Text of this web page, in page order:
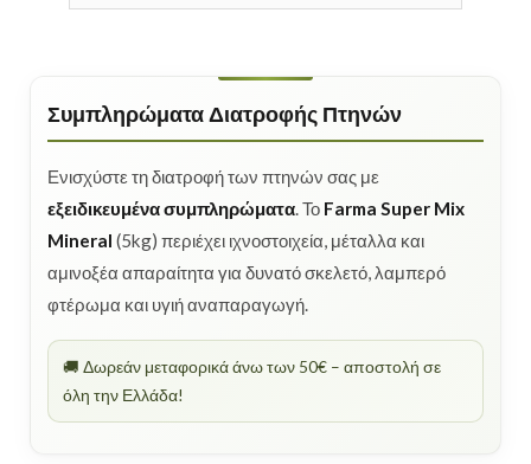
Συμπληρώματα Διατροφής Πτηνών
Ενισχύστε τη διατροφή των πτηνών σας με
εξειδικευμένα συμπληρώματα. Το Farma Super Mix
Mineral (5kg) περιέχει ιχνοστοιχεία, μέταλλα και
αμινοξέα απαραίτητα για δυνατό σκελετό, λαμπερό
φτέρωμα και υγιή αναπαραγωγή.
🚚 Δωρεάν μεταφορικά άνω των 50€ – αποστολή σε
όλη την Ελλάδα!